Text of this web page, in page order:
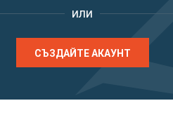
или
СЪЗДАЙТЕ АКАУНТ